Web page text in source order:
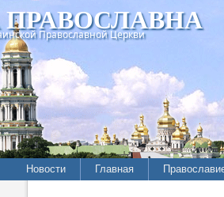
ПРАВОСЛАВНА
Православной Церкви
Новости Главная